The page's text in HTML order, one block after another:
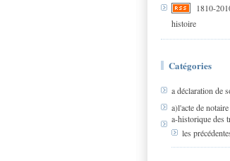
1810-
histoire
Catégories
a déclaration de
a)l'acte de notaire
a-historique des
les